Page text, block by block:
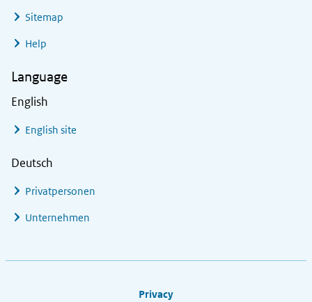
Sitemap
Help
Language
English
English site
Deutsch
Privatpersonen
Unternehmen
Privacy